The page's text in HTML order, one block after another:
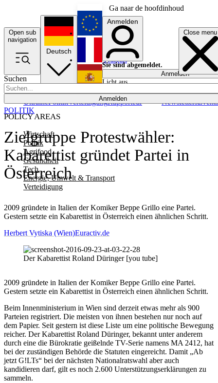
Ga naar de hoofdinhoud
Open sub
navigation
Close menu
Suchen
Anmelden
POLICY AREAS
Wirtschaft
Politik
Agrifood
Gesundheit
Tech
Energie, Umwelt & Transport
Verteidigung
UkrainePolitikVerteidigungRapporteur NewslettersEvents
Deutsch
English
Français
Anmelden
Sie sind abgemeldet.
Anmelden
Licht aus
Zielgruppe Protestwähler:
Kabarettist gründet Partei in
Österreich
2009 gründete in Italien der Komiker Beppe Grillo eine Partei.
Gestern setzte ein Kabarettist in Österreich einen ähnlichen Schritt.
POLITIK
Herbert Vytiska (Wien)Euractiv.de
Der Kabarettist Roland Düringer [you tube]
2009 gründete in Italien der Komiker Beppe Grillo eine Partei.
Gestern setzte ein Kabarettist in Österreich einen ähnlichen Schritt.
Beim Innenministerium in Wien sind derzeit etwas mehr als 900
Parteien registriert. Die meisten von ihnen bestehen nur noch auf
dem Papier. Seit gestern ist diese Liste um eine politische Bewegung
reicher. Der Kabarettist Roland Düringer, bekannt unter anderem
durch eine die Bürokratie geißelnde TV-Serie namens MA 2412, hat
bei der zuständigen Behörde die Statuten eingereicht. Damit „Ab
jetzt G!LTs“ bei der nächsten Nationalratswahl aber auch
kandidieren darf, gilt es noch 2.600 Unterstützungserklärungen zu
sammeln.